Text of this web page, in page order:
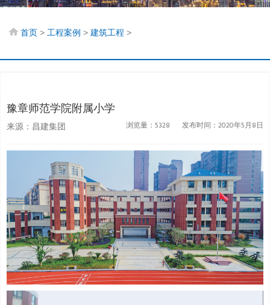
首页 > 工程案例 > 建筑工程 >
豫章师范学院附属小学
来源： 昌建集团 浏览量：5328 发布时间：2020年5月8日